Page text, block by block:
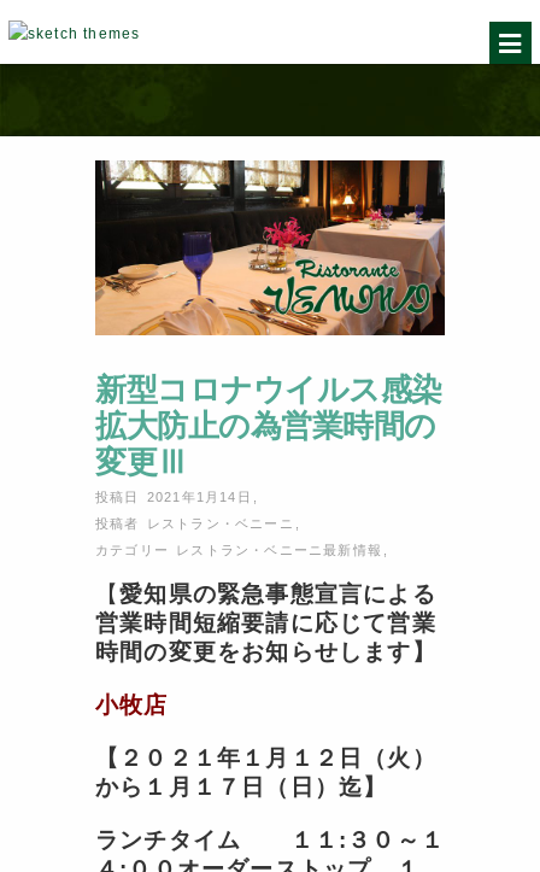
新型コロナウイルス感染
拡大防止の為営業時間の
変更Ⅲ
投稿日 2021年1月14日
投稿者 レストラン・ベニーニ
カテゴリー レストラン・ベニーニ最新情報
【愛知県の緊急事態宣言による
営業時間短縮要請に応じて営業
時間の変更をお知らせします】
小牧店
【２０２１年１月１２日（火）
から１月１７日（日）迄】
ランチタイム １１:３０～１